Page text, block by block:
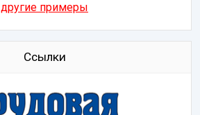
другие примеры
Ссылки